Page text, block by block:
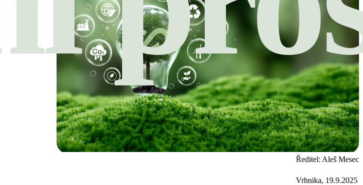
Ředitel: Aleš Mesec
Vrhnika, 19.9.2025